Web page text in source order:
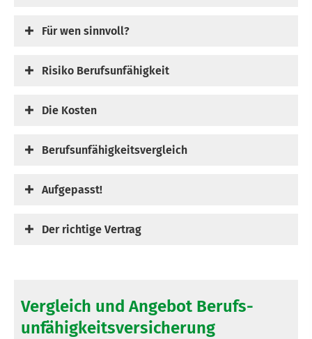
Für wen sinnvoll?
Risiko Berufs­unfähig­keit
Die Kosten
Berufs­unfähig­keitsvergleich
Aufgepasst!
Der richtige Vertrag
Vergleich und Angebot Berufs­
unfähig­keitsversicherung